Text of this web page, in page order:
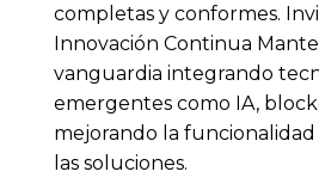
completas y conformes.
Innovación Continua
vanguardia integrando
emergentes como IA,
mejorando la funcionalidad
las soluciones.